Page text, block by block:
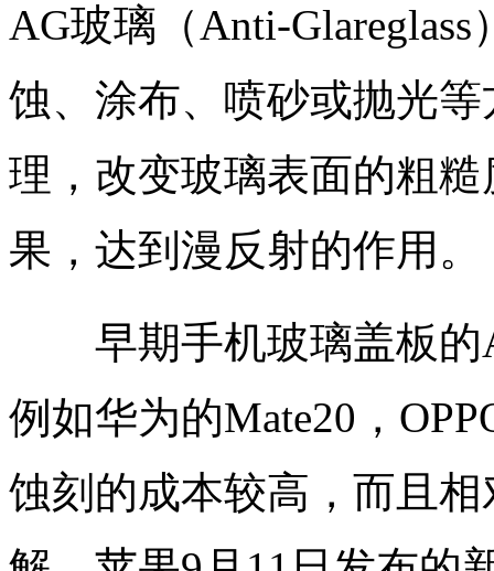
AG玻璃（Anti-
蚀、涂布、喷砂或抛光
理，改变玻璃表面的粗
果，达到漫反射的作用。
早期手机玻璃盖板的
例如华为的Mate20，
蚀刻的成本较高，而且